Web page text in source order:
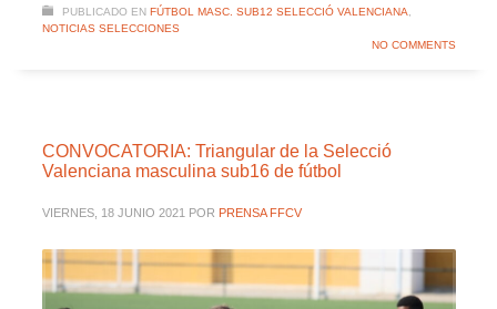
PUBLICADO EN FÚTBOL MASC. SUB12 SELECCIÓ VALENCIANA
NOTICIAS SELECCIONES
NO COMMENTS
CONVOCATORIA: Triangular de la Selecció
Valenciana masculina sub16 de fútbol
VIERNES, 18 JUNIO 2021 POR PRENSA FFCV